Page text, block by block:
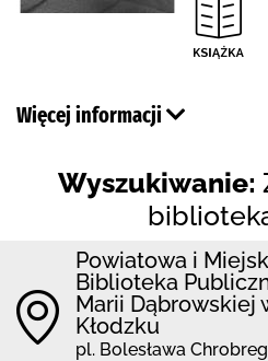
Więcej informacji
Wyszukiwanie:
Powiatowa i
Biblioteka
Marii Dąbrowskiej
Kłodzku
pl. Bolesława